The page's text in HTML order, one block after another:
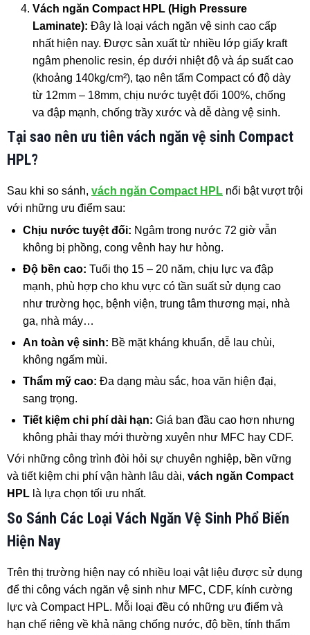
Vách ngăn Compact HPL (High Pressure
Laminate): Đây là loại vách ngăn vệ sinh cao cấp
nhất hiện nay. Được sản xuất từ nhiều lớp giấy kraft
ngâm phenolic resin, ép dưới nhiệt độ và áp suất cao
(khoảng 140kg/cm²), tạo nên tấm Compact có độ dày
từ 12mm – 18mm, chịu nước tuyệt đối 100%, chống
va đập mạnh, chống trầy xước và dễ dàng vệ sinh.
Tại sao nên ưu tiên vách ngăn vệ sinh Compact
HPL?
Sau khi so sánh, vách ngăn Compact HPL nổi bật vượt trội
với những ưu điểm sau:
Chịu nước tuyệt đối: Ngâm trong nước 72 giờ vẫn
không bị phồng, cong vênh hay hư hỏng.
Độ bền cao: Tuổi thọ 15 – 20 năm, chịu lực va đập
mạnh, phù hợp cho khu vực có tần suất sử dụng cao
như trường học, bệnh viện, trung tâm thương mại, nhà
ga, nhà máy…
An toàn vệ sinh: Bề mặt kháng khuẩn, dễ lau chùi,
không ngấm mùi.
Thẩm mỹ cao: Đa dạng màu sắc, hoa văn hiện đại,
sang trọng.
Tiết kiệm chi phí dài hạn: Giá ban đầu cao hơn nhưng
không phải thay mới thường xuyên như MFC hay CDF.
Với những công trình đòi hỏi sự chuyên nghiệp, bền vững
và tiết kiệm chi phí vận hành lâu dài, vách ngăn Compact
HPL là lựa chọn tối ưu nhất.
So Sánh Các Loại Vách Ngăn Vệ Sinh Phổ Biến
Hiện Nay
Trên thị trường hiện nay có nhiều loại vật liệu được sử dụng
để thi công vách ngăn vệ sinh như MFC, CDF, kính cường
lực và Compact HPL. Mỗi loại đều có những ưu điểm và
hạn chế riêng về khả năng chống nước, độ bền, tính thẩm